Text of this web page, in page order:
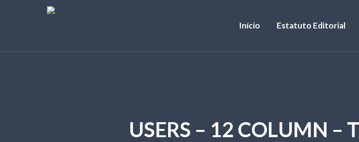
Início Estatuto Editorial
USERS – 12 COLUMN –